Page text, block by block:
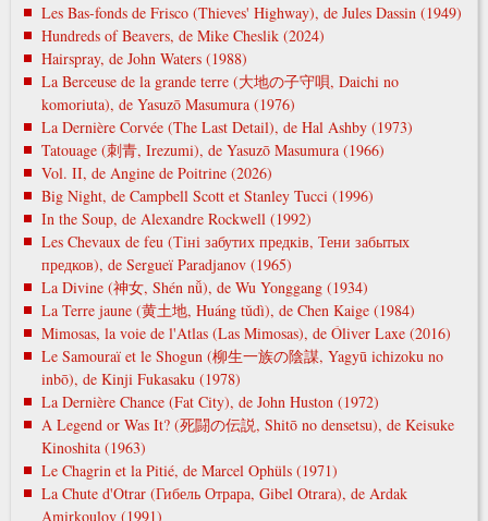
Les Bas-fonds de Frisco (Thieves' Highway), de Jules Dassin (1949)
Hundreds of Beavers, de Mike Cheslik (2024)
Hairspray, de John Waters (1988)
La Berceuse de la grande terre (大地の子守唄, Daichi no
komoriuta), de Yasuzō Masumura (1976)
La Dernière Corvée (The Last Detail), de Hal Ashby (1973)
Tatouage (刺青, Irezumi), de Yasuzō Masumura (1966)
Vol. II, de Angine de Poitrine (2026)
Big Night, de Campbell Scott et Stanley Tucci (1996)
In the Soup, de Alexandre Rockwell (1992)
Les Chevaux de feu (Тіні забутих предків, Тени забытых
предков), de Sergueï Paradjanov (1965)
La Divine (神女, Shén nǚ), de Wu Yonggang (1934)
La Terre jaune (黄土地, Huáng tǔdì), de Chen Kaige (1984)
Mimosas, la voie de l'Atlas (Las Mimosas), de Óliver Laxe (2016)
Le Samouraï et le Shogun (柳生一族の陰謀, Yagyū ichizoku no
inbō), de Kinji Fukasaku (1978)
La Dernière Chance (Fat City), de John Huston (1972)
A Legend or Was It? (死闘の伝説, Shitō no densetsu), de Keisuke
Kinoshita (1963)
Le Chagrin et la Pitié, de Marcel Ophüls (1971)
La Chute d'Otrar (Гибель Отрара, Gibel Otrara), de Ardak
Amirkoulov (1991)